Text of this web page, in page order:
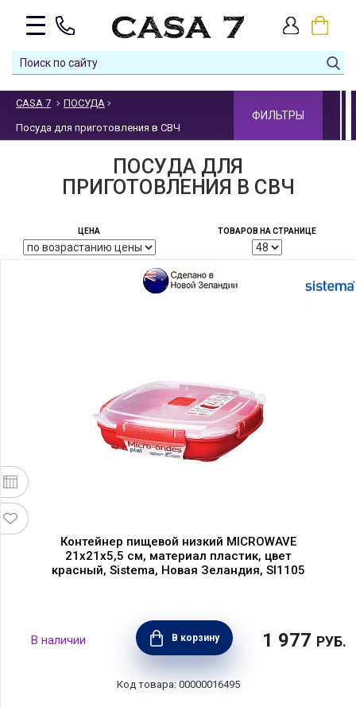
CASA 7 ПОСУДА
Посуда для приготовления в СВЧ
ФИЛЬТРЫ
ПОСУДА ДЛЯ
ПРИГОТОВЛЕНИЯ В СВЧ
ЦЕНА ТОВАРОВ НА СТРАНИЦЕ
Контейнер пищевой низкий MICROWAVE
21х21х5,5 см, материал пластик, цвет
красный, Sistema, Новая Зеландия, SI1105
В корзину 1 977 РУБ.
00000016495